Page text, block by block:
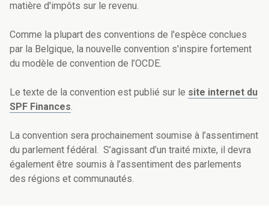
matière d'impôts sur le revenu.
Comme la plupart des conventions de l'espèce conclues
par la Belgique, la nouvelle convention s'inspire fortement
du modèle de convention de l’OCDE.
Le texte de la convention est publié sur le site internet du
SPF Finances.
La convention sera prochainement soumise à l’assentiment
du parlement fédéral. S’agissant d’un traité mixte, il devra
également être soumis à l’assentiment des parlements
des régions et communautés.